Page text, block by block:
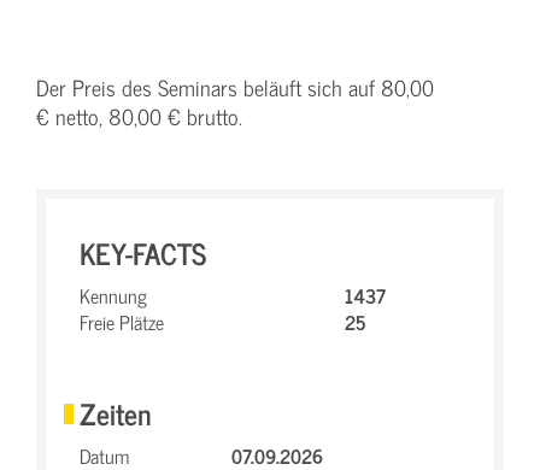
Der Preis des Seminars beläuft sich auf 80,00
€ netto, 80,00 € brutto.
KEY-FACTS
Kennung
1437
Freie Plätze
25
Zeiten
Datum
07.09.2026